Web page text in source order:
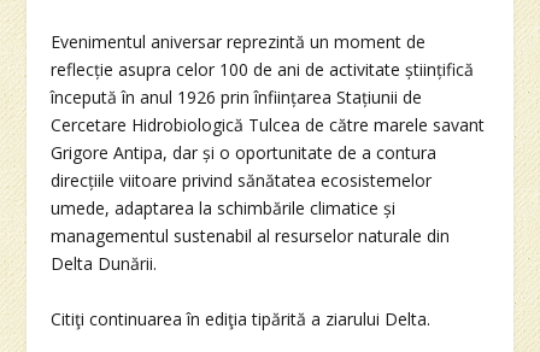
Evenimentul aniversar reprezintă un moment de
reflecție asupra celor 100 de ani de activitate științifică
începută în anul 1926 prin înființarea Stațiunii de
Cercetare Hidrobiologică Tulcea de către marele savant
Grigore Antipa, dar și o oportunitate de a contura
direcțiile viitoare privind sănătatea ecosistemelor
umede, adaptarea la schimbările climatice și
managementul sustenabil al resurselor naturale din
Delta Dunării.
Citiţi continuarea în ediţia tipărită a ziarului Delta.